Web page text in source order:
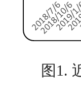
图1.